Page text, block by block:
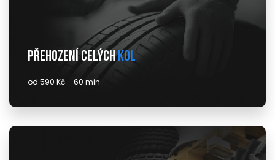
Přehození celýchkol
od 590 Kč 60 min